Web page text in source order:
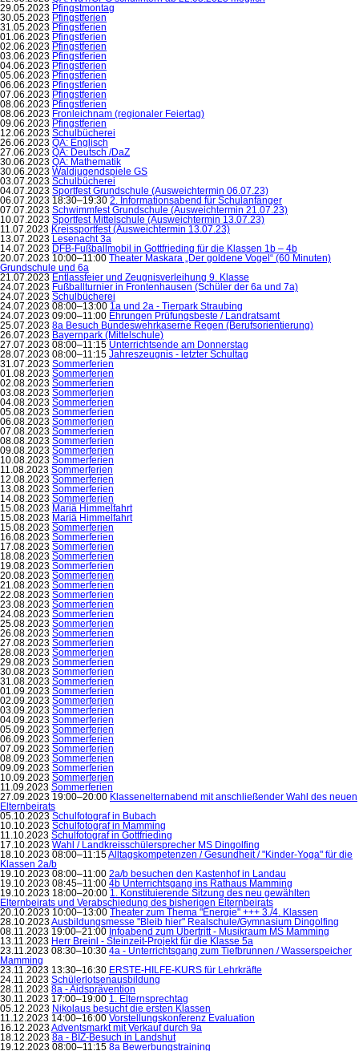
29.05.2023 Pfingstmontag
30.05.2023 Pfingstferien
31.05.2023 Pfingstferien
01.06.2023 Pfingstferien
02.06.2023 Pfingstferien
03.06.2023 Pfingstferien
04.06.2023 Pfingstferien
05.06.2023 Pfingstferien
06.06.2023 Pfingstferien
07.06.2023 Pfingstferien
08.06.2023 Pfingstferien
08.06.2023 Fronleichnam (regionaler Feiertag)
09.06.2023 Pfingstferien
12.06.2023 Schulbücherei
26.06.2023 QA: Englisch
27.06.2023 QA: Deutsch /DaZ
30.06.2023 QA: Mathematik
30.06.2023 Waldjugendspiele GS
03.07.2023 Schulbücherei
04.07.2023 Sportfest Grundschule (Ausweichtermin 06.07.23)
06.07.2023 18:30–19:30 2. Informationsabend für Schulanfänger
07.07.2023 Schwimmfest Grundschule (Ausweichtermin 21.07.23)
10.07.2023 Sportfest Mittelschule (Ausweichtermin 13.07.23)
11.07.2023 Kreissportfest (Ausweichtermin 13.07.23)
13.07.2023 Lesenacht 3a
14.07.2023 DFB-Fußballmobil in Gottfrieding für die Klassen 1b – 4b
20.07.2023 10:00–11:00 Theater Maskara „Der goldene Vogel“ (60 Minuten)
Grundschule und 6a
21.07.2023 Entlassfeier und Zeugnisverleihung 9. Klasse
24.07.2023 Fußballturnier in Frontenhausen (Schüler der 6a und 7a)
24.07.2023 Schulbücherei
24.07.2023 08:00–13:00 1a und 2a - Tierpark Straubing
24.07.2023 09:00–11:00 Ehrungen Prüfungsbeste / Landratsamt
25.07.2023 8a Besuch Bundeswehrkaserne Regen (Berufsorientierung)
26.07.2023 Bayernpark (Mittelschule)
27.07.2023 08:00–11:15 Unterrichtsende am Donnerstag
28.07.2023 08:00–11:15 Jahreszeugnis - letzter Schultag
31.07.2023 Sommerferien
01.08.2023 Sommerferien
02.08.2023 Sommerferien
03.08.2023 Sommerferien
04.08.2023 Sommerferien
05.08.2023 Sommerferien
06.08.2023 Sommerferien
07.08.2023 Sommerferien
08.08.2023 Sommerferien
09.08.2023 Sommerferien
10.08.2023 Sommerferien
11.08.2023 Sommerferien
12.08.2023 Sommerferien
13.08.2023 Sommerferien
14.08.2023 Sommerferien
15.08.2023 Mariä Himmelfahrt
15.08.2023 Mariä Himmelfahrt
15.08.2023 Sommerferien
16.08.2023 Sommerferien
17.08.2023 Sommerferien
18.08.2023 Sommerferien
19.08.2023 Sommerferien
20.08.2023 Sommerferien
21.08.2023 Sommerferien
22.08.2023 Sommerferien
23.08.2023 Sommerferien
24.08.2023 Sommerferien
25.08.2023 Sommerferien
26.08.2023 Sommerferien
27.08.2023 Sommerferien
28.08.2023 Sommerferien
29.08.2023 Sommerferien
30.08.2023 Sommerferien
31.08.2023 Sommerferien
01.09.2023 Sommerferien
02.09.2023 Sommerferien
03.09.2023 Sommerferien
04.09.2023 Sommerferien
05.09.2023 Sommerferien
06.09.2023 Sommerferien
07.09.2023 Sommerferien
08.09.2023 Sommerferien
09.09.2023 Sommerferien
10.09.2023 Sommerferien
11.09.2023 Sommerferien
27.09.2023 19:00–20:00 Klassenelternabend mit anschließender Wahl des neuen
Elternbeirats
05.10.2023 Schulfotograf in Bubach
10.10.2023 Schulfotograf in Mamming
11.10.2023 Schulfotograf in Gottfrieding
17.10.2023 Wahl / Landkreisschülersprecher MS Dingolfing
18.10.2023 08:00–11:15Alltagskompetenzen / Gesundheit / "Kinder-Yoga" für die
Klassen 2a/b
19.10.2023 08:00–11:00 2a/b besuchen den Kastenhof in Landau
19.10.2023 08:45–11:00 4b Unterrichtsgang ins Rathaus Mamming
19.10.2023 18:00–20:00 1. Konstituierende Sitzung des neu gewählten
Elternbeirats und Verabschiedung des bisherigen Elternbeirats
20.10.2023 10:00–13:00 Theater zum Thema "Energie" +++ 3./4. Klassen
28.10.2023Ausbildungsmesse "Bleib hier" Realschule/Gymnasium Dingolfing
08.11.2023 19:00–21:00 Infoabend zum Übertritt - Musikraum MS Mamming
13.11.2023 Herr Breinl - Steinzeit-Projekt für die Klasse 5a
23.11.2023 08:30–10:30 4a - Unterrichtsgang zum Tiefbrunnen / Wasserspeicher
Mamming
23.11.2023 13:30–16:30 ERSTE-HILFE-KURS für Lehrkräfte
24.11.2023 Schülerlotsenausbildung
28.11.2023 8a - Aidsprävention
30.11.2023 17:00–19:00 1. Elternsprechtag
05.12.2023 Nikolaus besucht die ersten Klassen
11.12.2023 14:00–16:00 Vorstellungskonferenz Evaluation
16.12.2023Adventsmarkt mit Verkauf durch 9a
18.12.2023 8a - BIZ-Besuch in Landshut
19.12.2023 08:00–11:15 8a Bewerbungstraining